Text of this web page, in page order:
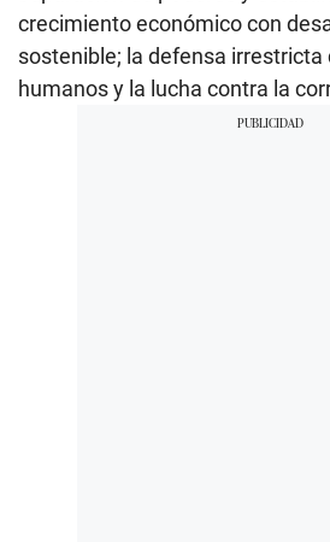
crecimiento económico con
sostenible; la defensa irrestricta
humanos y la lucha contra la